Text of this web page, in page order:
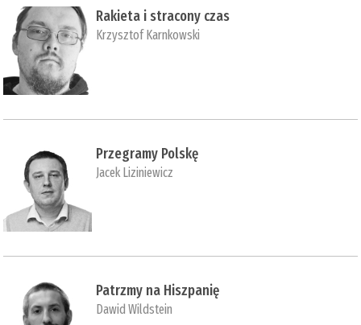
Rakieta i stracony czas
Krzysztof Karnkowski
Przegramy Polskę
Jacek Liziniewicz
Patrzmy na Hiszpanię
Dawid Wildstein